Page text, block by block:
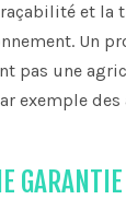
et la
Un
pas une
exemple des